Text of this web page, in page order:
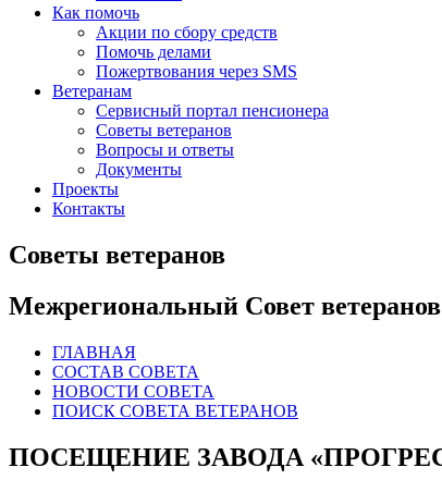
Как помочь
Акции по сбору средств
Помочь делами
Пожертвования через SMS
Ветеранам
Сервисный портал пенсионера
Советы ветеранов
Вопросы и ответы
Документы
Проекты
Контакты
Советы ветеранов
Межрегиональный Совет
ГЛАВНАЯ
СОСТАВ СОВЕТА
НОВОСТИ СОВЕТА
ПОИСК СОВЕТА ВЕТЕРАНОВ
ПОСЕЩЕНИЕ ЗАВОДА